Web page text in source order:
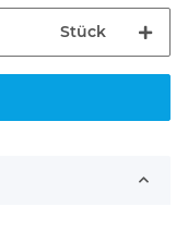
Stück